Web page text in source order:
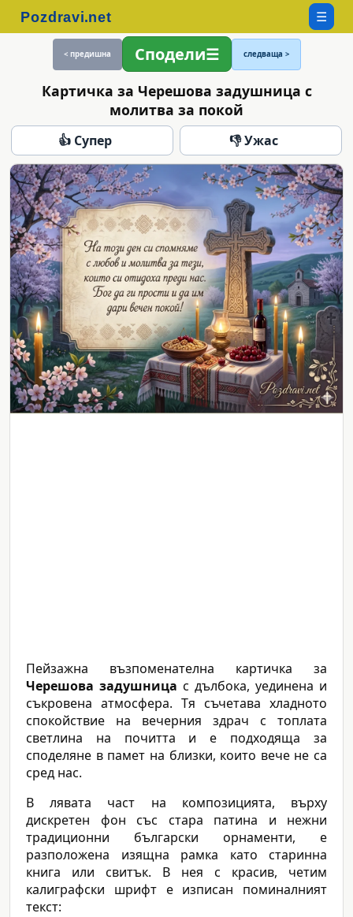
☰
< предишна Сподели следваща >
Картичка за Черешова задушница с
молитва за покой
👍 Супер 👎 Ужас
Пейзажна възпоменателна картичка за
Черешова задушница с дълбока, уединена и
съкровена атмосфера. Тя съчетава хладното
спокойствие на вечерния здрач с топлата
светлина на почитта и е подходяща за
споделяне в памет на близки, които вече не са
сред нас.
В лявата част на композицията, върху
дискретен фон със стара патина и нежни
традиционни български орнаменти, е
разположена изящна рамка като старинна
книга или свитък. В нея с красив, четим
калиграфски шрифт е изписан поминалният
текст: